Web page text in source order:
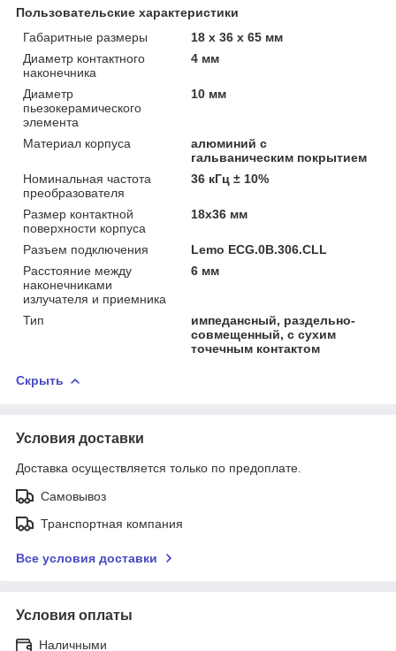
Пользовательские характеристики
Габаритные размеры
18 х 36 х 65 мм
Диаметр контактного
наконечника
4 мм
Диаметр
пьезокерамического
элемента
10 мм
Материал корпуса
алюминий с
гальваническим покрытием
Номинальная частота
преобразователя
36 кГц ± 10%
Размер контактной
поверхности корпуса
18х36 мм
Разъем подключения
Lemo ECG.0B.306.CLL
Расстояние между
наконечниками
излучателя и приемника
6 мм
Тип
импедансный, раздельно-
совмещенный, с сухим
точечным контактом
Скрыть
Условия доставки
Доставка осуществляется только по предоплате.
Самовывоз
Транспортная компания
Все условия доставки
Условия оплаты
Наличными